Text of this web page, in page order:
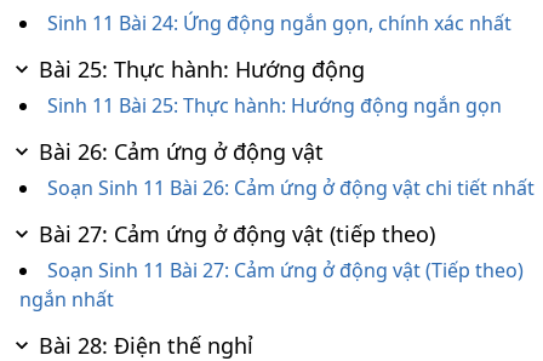
Sinh 11 Bài 24: Ứng động ngắn gọn, chính xác nhất
Bài 25: Thực hành: Hướng động
Sinh 11 Bài 25: Thực hành: Hướng động ngắn gọn
Bài 26: Cảm ứng ở động vật
Soạn Sinh 11 Bài 26: Cảm ứng ở động vật chi tiết nhất
Bài 27: Cảm ứng ở động vật (tiếp theo)
Soạn Sinh 11 Bài 27: Cảm ứng ở động vật (Tiếp theo)
ngắn nhất
Bài 28: Điện thế nghỉ